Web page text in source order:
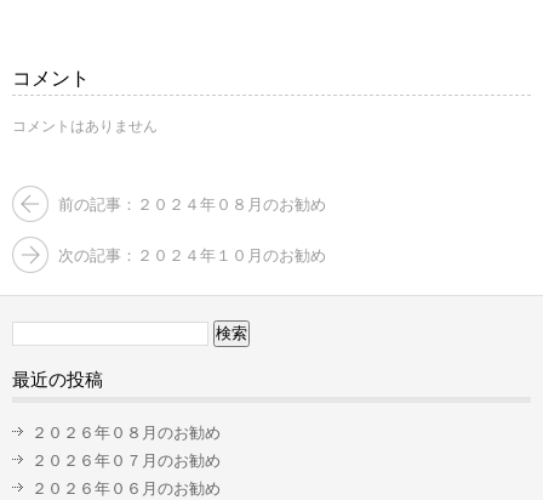
ウ
開
コメント
コメントはありません
前の記事：２０２４年０８月のお勧め
次の記事：２０２４年１０月のお勧め
最近の投稿
２０２６年０８月のお勧め
２０２６年０７月のお勧め
２０２６年０６月のお勧め